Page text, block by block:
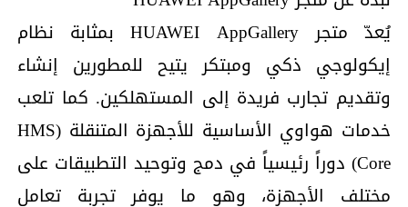
يُعدّ متجر HUAWEI AppGallery بمثابة نظام
إيكولوجي ذكي ومبتكر يتيح للمطورين إنشاء
وتقديم تجارب فريدة إلى المستهلكين. كما تلعب
خدمات هواوي الأساسية للأجهزة المتنقلة (HMS
Core) دوراً رئيسياً في دمج وتوحيد التطبيقات على
مختلف الأجهزة، وهو ما يوفر تجربة تعامل